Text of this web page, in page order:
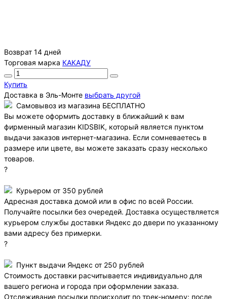
Возврат 14 дней
Торговая марка КАКАДУ
Купить
Доставка в Эль-Монте выбрать другой
Самовывоз из магазина БЕСПЛАТНО
Вы можете оформить доставку в ближайший к вам
фирменный магазин KIDSBIK, который является пунктом
выдачи заказов интернет-магазина. Если сомневаетесь в
размере или цвете, вы можете заказать сразу несколько
товаров.
?
Курьером от 350 рублей
Адресная доставка домой или в офис по всей России.
Получайте посылки без очередей. Доставка осуществляется
курьером службы доставки Яндекс до двери по указанному
вами адресу без примерки.
?
Пункт выдачи Яндекс от 250 рублей
Стоимость доставки расчитывается индивидуально для
вашего региона и города при оформлении заказа.
Отслеживание посылки происходит по трек-номеру: после